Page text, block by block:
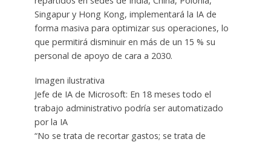
Singapur y Hong Kong, implementará la IA de
forma masiva para optimizar sus operaciones, lo
que permitirá disminuir en más de un 15 % su
personal de apoyo de cara a 2030.
Imagen ilustrativa
Jefe de IA de Microsoft: En 18 meses todo el
trabajo administrativo podría ser automatizado
por la IA
“No se trata de recortar gastos; se trata de